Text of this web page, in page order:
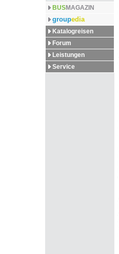
BUSMAGAZIN
groupedia
Katalogreisen
Forum
Leistungen
Service